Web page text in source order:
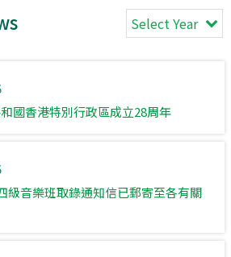
Select Year
國香港特別行政區成立28周年
級音樂班取錄通知信已郵寄至各有關